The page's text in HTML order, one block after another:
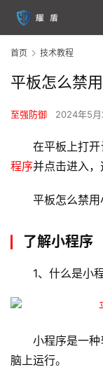
首页 技术教程
平板怎么禁
至强防御 2024年5
在平板上打
程序并点击进入，
平板怎么禁
了解小程序
1、什么是小
小程序是一
脑上运行。